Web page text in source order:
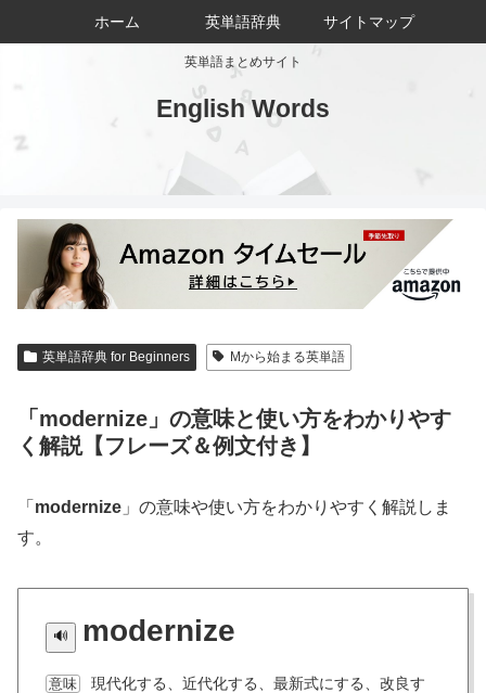
英単語まとめサイト
English Words
ホーム 英単語辞典 サイトマップ
英単語辞典 for Beginners Mから始まる英単語
「modernize」の意味と使い方をわかりやす
く解説【フレーズ＆例文付き】
「 modernize 」の意味や使い方をわかりやすく解説しま
す。
modernize
意味 現代化する、近代化する、最新式にする、改良す